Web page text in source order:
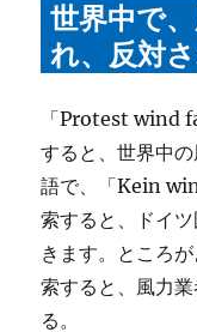
世界中で
れ、反対
「Protest wind
すると、世界中
語で、「Kein
索すると、ドイ
きます。ところ
索すると、風力
る。